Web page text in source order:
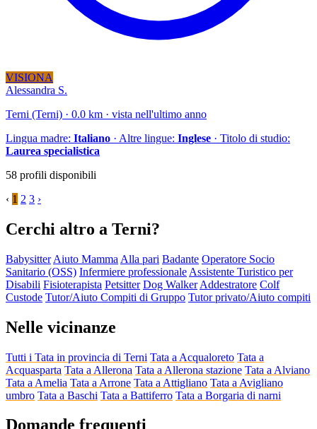
VISIONA
Alessandra S.
Terni (Terni) · 0.0 km · vista nell'ultimo anno
Lingua madre: Italiano · Altre lingue: Inglese · Titolo di studio:
Laurea specialistica
58 profili disponibili
‹ 1 2 3 ›
Cerchi altro a Terni?
Babysitter Aiuto Mamma Alla pari Badante Operatore Socio
Sanitario (OSS) Infermiere professionale Assistente Turistico per
Disabili Fisioterapista Petsitter Dog Walker Addestratore Colf
Custode Tutor/Aiuto Compiti di Gruppo Tutor privato/Aiuto compiti
Nelle vicinanze
Tutti i Tata in provincia di Terni Tata a Acqualoreto Tata a
Acquasparta Tata a Allerona Tata a Allerona stazione Tata a Alviano
Tata a Amelia Tata a Arrone Tata a Attigliano Tata a Avigliano
umbro Tata a Baschi Tata a Battiferro Tata a Borgaria di narni
Domande frequenti